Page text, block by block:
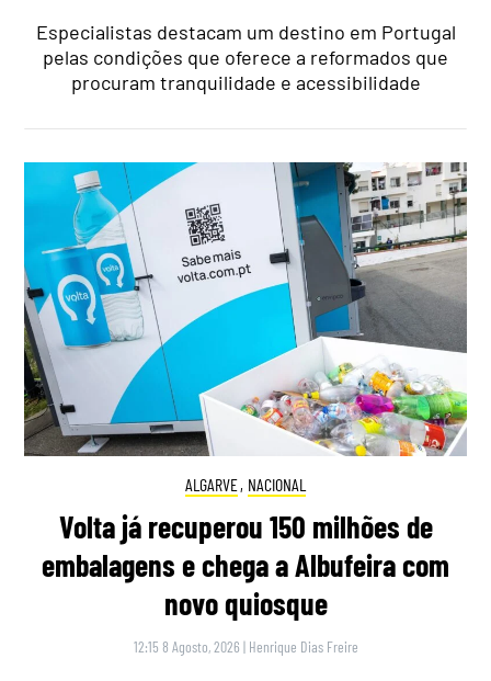
Especialistas destacam um destino em Portugal
pelas condições que oferece a reformados que
procuram tranquilidade e acessibilidade
ALGARVE, NACIONAL
Volta já recuperou 150 milhões de
embalagens e chega a Albufeira com
novo quiosque
12:15 8 Agosto, 2026 | Henrique Dias Freire